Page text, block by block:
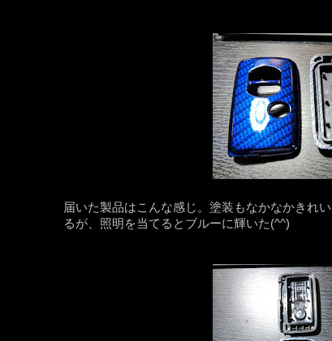
届いた製品はこんな感じ。塗装もなかなかきれ
るが、照明を当てるとブルーに輝いた(^^)